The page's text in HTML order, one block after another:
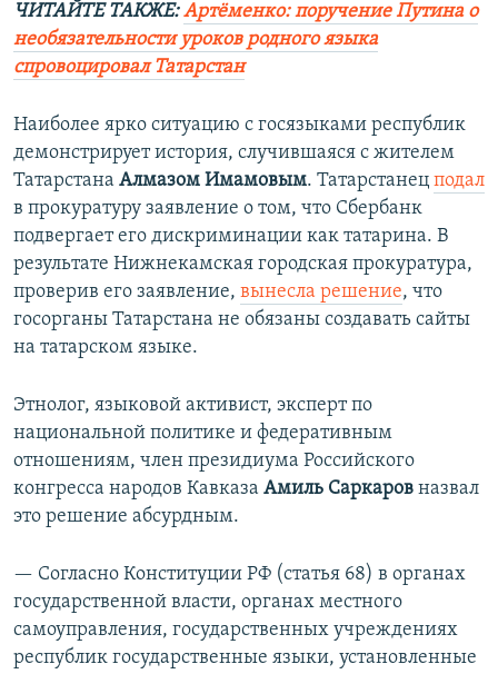
ЧИТАЙТЕ ТАКЖЕ:Артёменко: поручение Путина о
необязательности уроков родного языка
спровоцировал Татарстан
Наиболее ярко ситуацию с госязыками республик
демонстрирует история, случившаяся с жителем
Татарстана Алмазом Имамовым. Татарстанец подал
в прокуратуру заявление о том, что Сбербанк
подвергает его дискриминации как татарина. В
результате Нижнекамская городская прокуратура,
проверив его заявление, вынесла решение, что
госорганы Татарстана не обязаны создавать сайты
на татарском языке.
Этнолог, языковой активист, эксперт по
национальной политике и федеративным
отношениям, член президиума Российского
конгресса народов Кавказа Амиль Саркаров назвал
это решение абсурдным.
— Согласно Конституции РФ (статья 68) в органах
государственной власти, органах местного
самоуправления, государственных учреждениях
республик государственные языки, установленные